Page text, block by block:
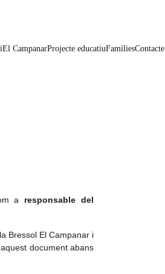
El CampanarProjecte educatiuFamíliesContacte
a responsable del
Bressol El Campanar i
document abans